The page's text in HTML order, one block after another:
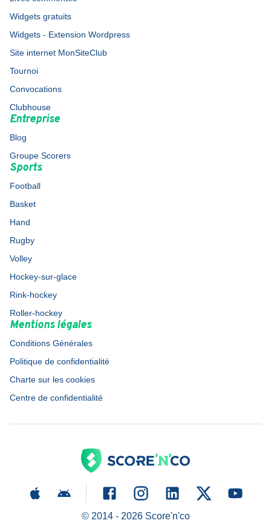
Widgets gratuits
Widgets - Extension Wordpress
Site internet MonSiteClub
Tournoi
Convocations
Clubhouse
Entreprise
Blog
Groupe Scorers
Sports
Football
Basket
Hand
Rugby
Volley
Hockey-sur-glace
Rink-hockey
Roller-hockey
Mentions légales
Conditions Générales
Politique de confidentialité
Charte sur les cookies
Centre de confidentialité
© 2014 - 2026Score'n'co